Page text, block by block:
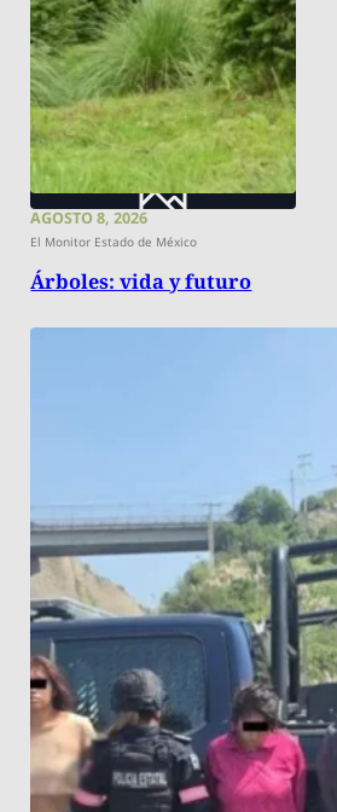
AGOSTO 8, 2026
El Monitor Estado de México
Árboles: vida y futuro